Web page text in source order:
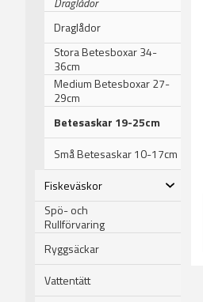
Draglådor
Stora Betesboxar 34-
36cm
Medium Betesboxar 27-
29cm
Betesaskar 19-25cm
Små Betesaskar 10-17cm
Fiskeväskor
Spö- och
Rullförvaring
Ryggsäckar
Vattentätt